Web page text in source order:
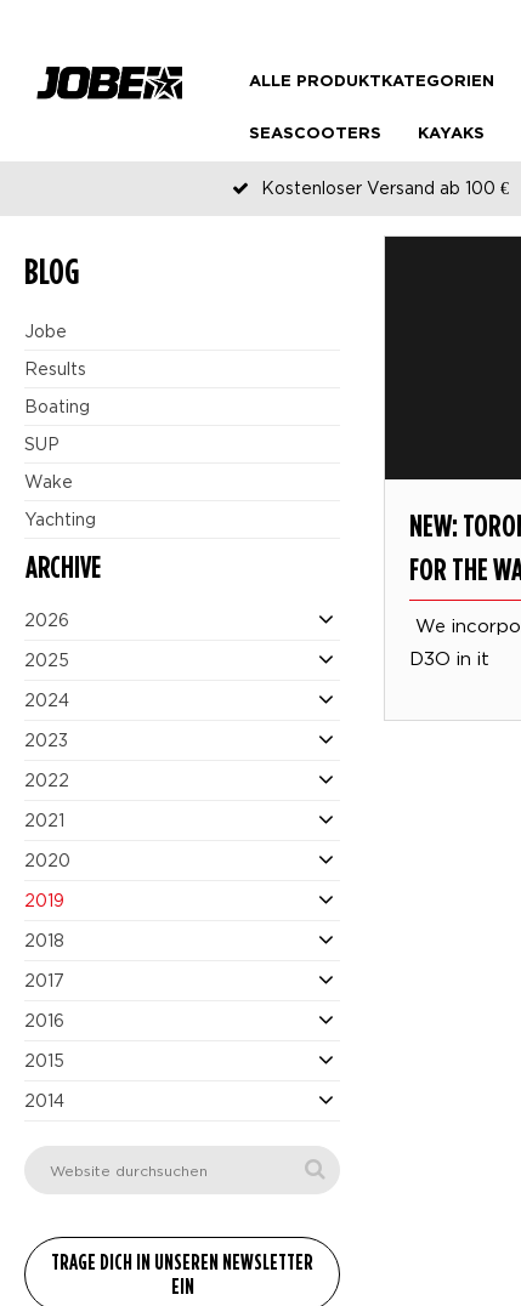
ALLE PRODUKTKATEGORIEN
SEASCOOTERS KAYAKS
Kostenloser Versand ab 100 €
BLOG
Jobe
Results
Boating
SUP
Wake
Yachting
ARCHIVE
2026
2025
2024
2023
2022
2021
2020
2019
2018
2017
2016
2015
2014
NEW:
FOR THE
We
D3O in it